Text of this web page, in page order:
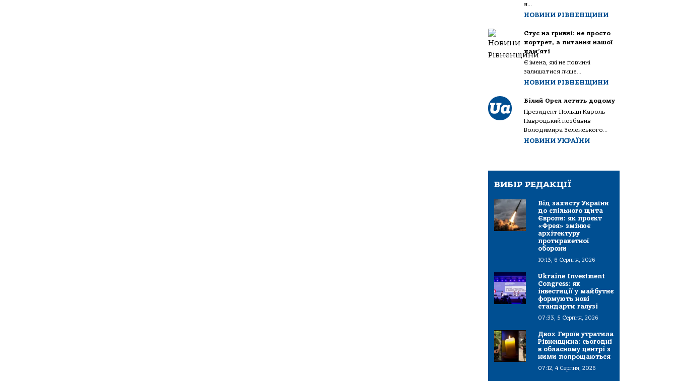
я...
НОВИНИ РІВНЕНЩИНИ
Стус на гривні: не просто
портрет, а питання нашої
пам’яті
Є імена, які не повинні
залишатися лише...
НОВИНИ РІВНЕНЩИНИ
Білий Орел летить додому
Президент Польщі Кароль
Навроцький позбавив
Володимира Зеленського...
НОВИНИ УКРАЇНИ
ВИБІР РЕДАКЦІЇ
Від захисту України
до спільного щита
Європи: як проєкт
«Фрея» змінює
архітектуру
протиракетної
оборони
10:13, 6 Серпня, 2026
Ukraine Investment
Congress: як
інвестиції у майбутнє
формують нові
стандарти галузі
07:33, 5 Серпня, 2026
Двох Героїв утратила
Рівненщина: сьогодні
в обласному центрі з
ними попрощаються
07:12, 4 Серпня, 2026